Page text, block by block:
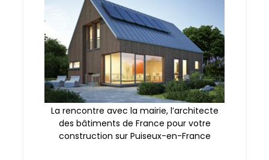
La rencontre avec la mairie, l’architecte
des bâtiments de France pour votre
construction sur Puiseux-en-France